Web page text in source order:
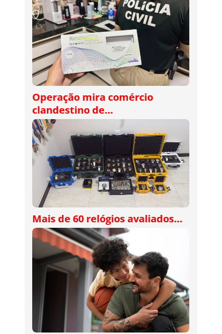
Operação mira comércio
clandestino de…
Mais de 60 relógios avaliados…